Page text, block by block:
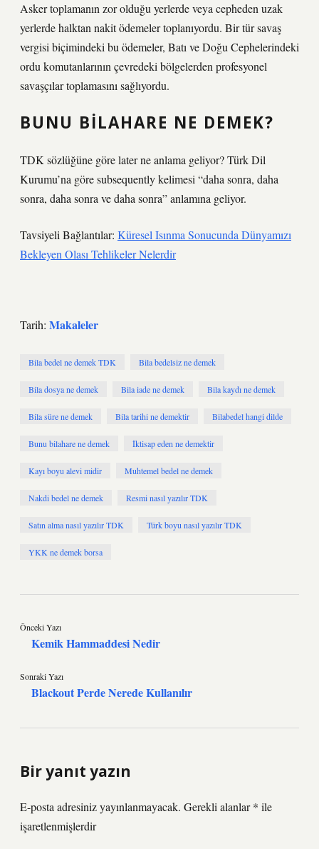
Asker toplamanın zor olduğu yerlerde veya cepheden uzak
yerlerde halktan nakit ödemeler toplanıyordu. Bir tür savaş
vergisi biçimindeki bu ödemeler, Batı ve Doğu Cephelerindeki
ordu komutanlarının çevredeki bölgelerden profesyonel
savaşçılar toplamasını sağlıyordu.
BUNU BILAHARE NE DEMEK?
TDK sözlüğüne göre later ne anlama geliyor? Türk Dil
Kurumu’na göre subsequently kelimesi “daha sonra, daha
sonra, daha sonra ve daha sonra” anlamına geliyor.
Tavsiyeli Bağlantılar: Küresel Isınma Sonucunda Dünyamızı
Bekleyen Olası Tehlikeler Nelerdir
Tarih: Makaleler
Bila bedel ne demek TDK Bila bedelsiz ne demek
Bila dosya ne demek Bila iade ne demek Bila kaydı ne demek
Bila süre ne demek Bila tarihi ne demektir Bilabedel hangi dilde
Bunu bilahare ne demek İktisap eden ne demektir
Kayı boyu alevi midir Muhtemel bedel ne demek
Nakdi bedel ne demek Resmi nasıl yazılır TDK
Satın alma nasıl yazılır TDK Türk boyu nasıl yazılır TDK
YKK ne demek borsa
Önceki Yazı
Kemik Hammaddesi Nedir
Sonraki Yazı
Blackout Perde Nerede Kullanılır
Bir yanıt yazın
E-posta adresiniz yayınlanmayacak. Gerekli alanlar* ile
işaretlenmişlerdir